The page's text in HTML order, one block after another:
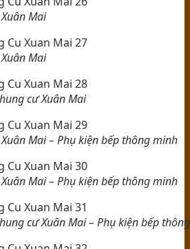
Mai
Mai
cư Xuân Mai
Mai – Phụ kiện bếp thông minh
Mai – Phụ kiện bếp thông minh
cư Xuân Mai – Phụ kiện bếp